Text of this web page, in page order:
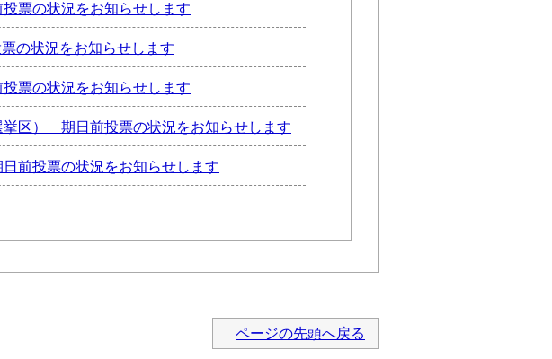
票の状況をお知らせします
の状況をお知らせします
票の状況をお知らせします
区） 期日前投票の状況をお知らせします
前投票の状況をお知らせします
ページの先頭へ戻る